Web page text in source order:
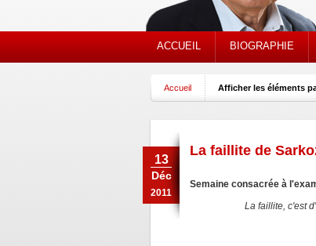
ACCUEIL BIOGRAPHIE
Accueil Afficher les éléments
La faillite de
13
Déc
2011
Semaine consacrée à
La faillite, c'est